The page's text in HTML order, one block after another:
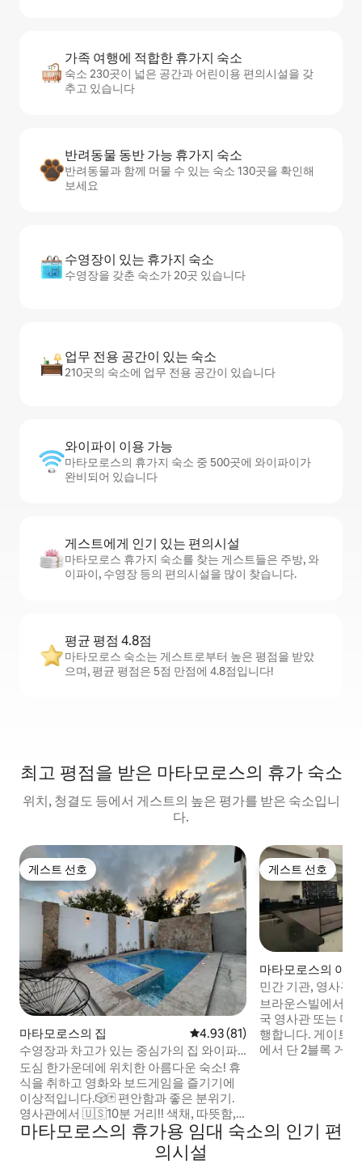
가족 여행에 적합한 휴가지 숙소
숙소 230곳이 넓은 공간과 어린이용 편의시설을 갖
추고 있습니다
반려동물 동반 가능 휴가지 숙소
반려동물과 함께 머물 수 있는 숙소 130곳을 확인해
보세요
수영장이 있는 휴가지 숙소
수영장을 갖춘 숙소가 20곳 있습니다
업무 전용 공간이 있는 숙소
210곳의 숙소에 업무 전용 공간이 있습니다
와이파이 이용 가능
마타모로스의 휴가지 숙소 중 500곳에 와이파이가
완비되어 있습니다
게스트에게 인기 있는 편의시설
마타모로스 휴가지 숙소를 찾는 게스트들은 주방, 와
이파이, 수영장 등의 편의시설을 많이 찾습니다.
평균 평점 4.8점
마타모로스 숙소는 게스트로부터 높은 평점을 받았
으며, 평균 평점은 5점 만점에 4.8점입니다!
최고 평점을 받은 마타모로스의 휴가 숙소
위치, 청결도 등에서 게스트의 높은 평가를 받은 숙소입니
다.
게스트 선호
게스트 선호
마타모로스의 집 평점 4.93점(5점 만점), 후기 81
4.93 (81)
수영장과 차고가 있는 중심가의 집 와이파
이 바 게임
도심 한가운데에 위치한 아름다운 숙소! 휴
식을 취하고 영화와 보드게임을 즐기기에
이상적입니다.🎲🃏 편안함과 좋은 분위기.
영사관에서 🇺🇸10분 거리!! 색채, 따뜻함,
긍정적인 에너지가🍃 가득한 공간. 빛과 색
이 가득한☀️ 공간에서 편안한 휴식을 취하
세요. 완비된 편의시설: 500mps 와이파이,
게스트 선호
게스트 선호
마타모로스의 아파
민간 기관, 영사관,
브라운스빌에서
국 영사관 또는 미
행합니다. 게이트
에서 단 2블록 거
베드가 있는 침실 2개. 시설이 잘 갖
사 공간과 주방. 냉
마타모로스의 휴가용 임대 숙소의 인기 편
의시설